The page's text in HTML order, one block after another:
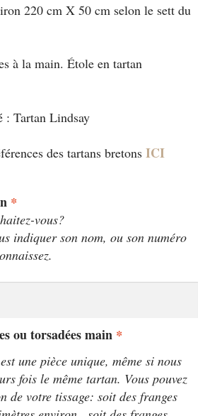
220 cm X 50 cm selon le sett du
à la main. Étole en tartan
: Tartan Lindsay
des tartans bretonsICI
*
vous?
indiquer son nom, ou son numéro
ou torsadées main *
une pièce unique, même si nous
fois le même tartan. Vous pouvez
de votre tissage: soit des franges